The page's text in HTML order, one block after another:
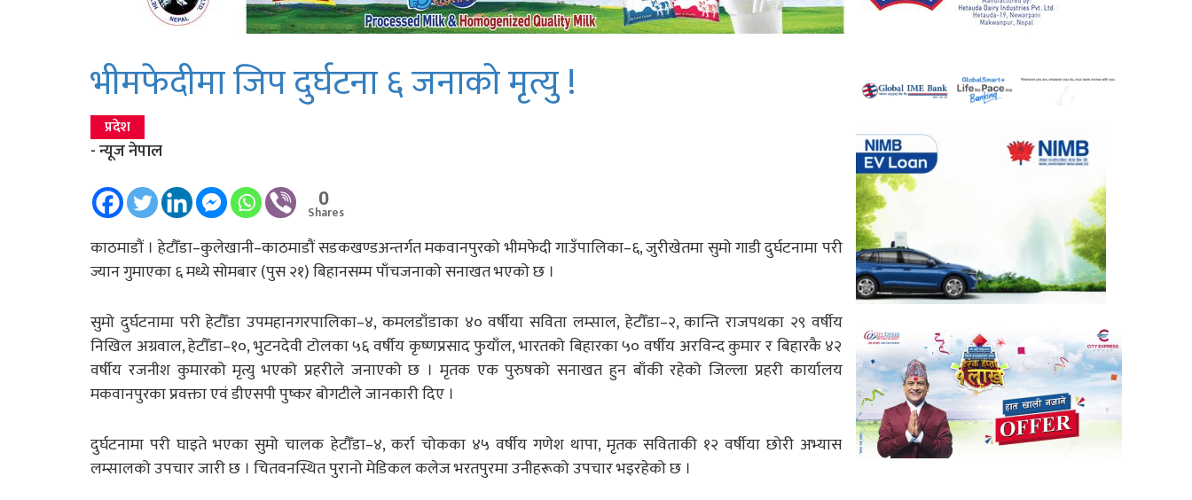
भीमफेदीमा जिप दुर्घटना ६ जनाको मृत्यु !
प्रदेश
- न्यूज नेपाल
0
Shares
काठमाडाैं । हेटौँडा–कुलेखानी–काठमाडौं सडकखण्डअन्तर्गत मकवानपुरको भीमफेदी गाउँपालिका–६, जुरीखेतमा सुमो गाडी दुर्घटनामा परी
ज्यान गुमाएका ६ मध्ये सोमबार (पुस २१) बिहानसम्म पाँचजनाको सनाखत भएको छ ।
सुमो दुर्घटनामा परी हेटौँडा उपमहानगरपालिका–४, कमलडाँडाका ४० वर्षीया सविता लम्साल, हेटौँडा–२, कान्ति राजपथका २९ वर्षीय
निखिल अग्रवाल, हेटौँडा–१०, भुटनदेवी टोलका ५६ वर्षीय कृष्णप्रसाद फुयाँल, भारतको बिहारका ५० वर्षीय अरविन्द कुमार र बिहारकै ४२
वर्षीय रजनीश कुमारको मृत्यु भएको प्रहरीले जनाएको छ । मृतक एक पुरुषको सनाखत हुन बाँकी रहेको जिल्ला प्रहरी कार्यालय
मकवानपुरका प्रवक्ता एवं डीएसपी पुष्कर बोगटीले जानकारी दिए ।
दुर्घटनामा परी घाइते भएका सुमो चालक हेटौँडा–४, कर्रा चोकका ४५ वर्षीय गणेश थापा, मृतक सविताकी १२ वर्षीया छोरी अभ्यास
लम्सालको उपचार जारी छ । चितवनस्थित पुरानो मेडिकल कलेज भरतपुरमा उनीहरूको उपचार भइरहेको छ ।